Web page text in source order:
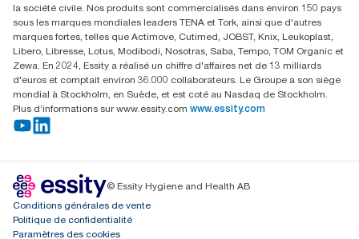
la société civile. Nos produits sont commercialisés dans environ 150 pays
sous les marques mondiales leaders TENA et Tork, ainsi que d'autres
marques fortes, telles que Actimove, Cutimed, JOBST, Knix, Leukoplast,
Libero, Libresse, Lotus, Modibodi, Nosotras, Saba, Tempo, TOM Organic et
Zewa. En 2024, Essity a réalisé un chiffre d'affaires net de 13 milliards
d'euros et comptait environ 36.000 collaborateurs. Le Groupe a son siège
mondial à Stockholm, en Suède, et est coté au Nasdaq de Stockholm.
Plus d’informations sur www.essity.com www.essity.com
© Essity Hygiene and Health AB
Conditions générales de vente
Politique de confidentialité
Paramètres des cookies